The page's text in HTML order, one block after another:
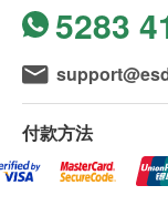
活性炭濾芯壽
活性炭濾芯同時
F1狀態1秒後
些偏遠區域
送貨費用:
樽裝蒸餾水
升/ 18公升裝
水機 : 享免
5283
付款方法